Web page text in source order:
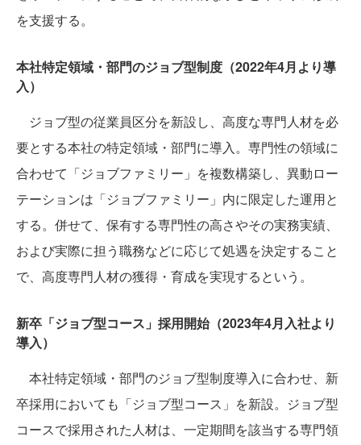
を支援する。
本社特定領域・部門のジョブ型制度（2022年4月より導
入）
ジョブ型の従業員区分を新設し、高度な専門人材を必
要とする本社の特定領域・部門に導入。専門性の領域に
合わせて「ジョブファミリー」を複数構築し、異動ロー
テーションは「ジョブファミリー」内に限定した運用と
する。併せて、保有する専門性の高さやその実務実績、
および実際に担う職務などに応じて処遇を決定すること
で、高度専門人材の獲得・育成を実現するという。
新卒「ジョブ型コース」採用開始（2023年4月入社より
導入）
本社特定領域・部門のジョブ型制度導入に合わせ、新
卒採用においても「ジョブ型コース」を新設。ジョブ型
コースで採用された人材は、一定期間を該当する専門領